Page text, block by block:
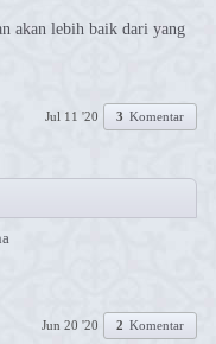
akan lebih baik dari yang
Jul 11 '20 3 Komentar
Jun 20 '20 2 Komentar